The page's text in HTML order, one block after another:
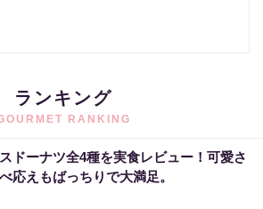
ランキング
RANKING
ドーナツ全4種を実食レビュー！可愛さ
応えもばっちりで大満足。